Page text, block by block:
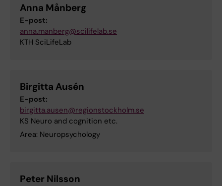
Anna Månberg
E-post:
anna.manberg@scilifelab.se
KTH SciLifeLab
Birgitta Ausén
E-post:
birgitta.ausen@regionstockholm.se
KS Neuro and cognition etc.
Area: Neuropsychology
Peter Nilsson